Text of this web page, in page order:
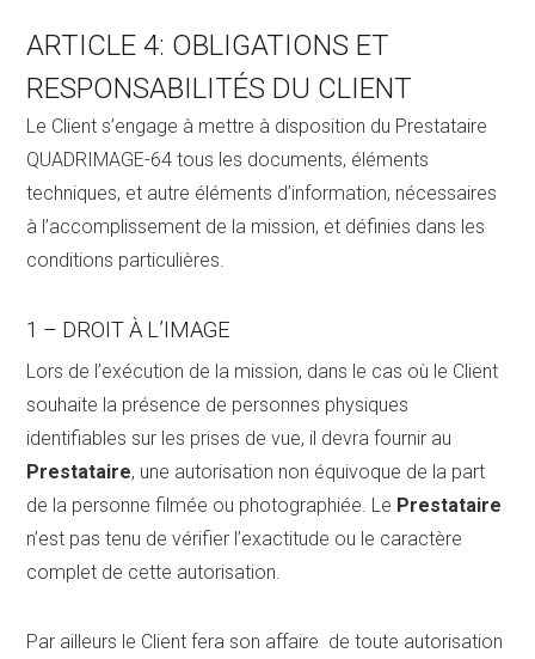
ARTICLE 4: OBLIGATIONS ET
RESPONSABILITÉS DU CLIENT
Le Client s’engage à mettre à disposition du Prestataire
QUADRIMAGE-64 tous les documents, éléments
techniques, et autre éléments d’information, nécessaires
à l’accomplissement de la mission, et définies dans les
conditions particulières.
1 – DROIT À L’IMAGE
Lors de l’exécution de la mission, dans le cas où le Client
souhaite la présence de personnes physiques
identifiables sur les prises de vue, il devra fournir au
Prestataire, une autorisation non équivoque de la part
de la personne filmée ou photographiée. Le Prestataire
n’est pas tenu de vérifier l’exactitude ou le caractère
complet de cette autorisation.
Par ailleurs le Client fera son affaire de toute autorisation